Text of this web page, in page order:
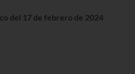
del 17 de febrero de 2024